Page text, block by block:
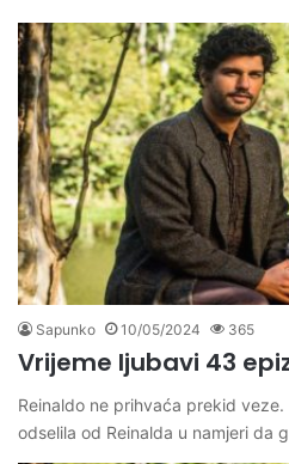
Sapunko 10/05/2024 365
Vrijeme ljubavi 43
Reinaldo ne prihvaća prekid veze.
odselila od Reinalda u namjeri da